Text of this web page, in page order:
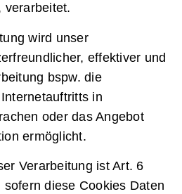
verarbeitet.
wird unser
effektiver und
bspw. die
in
oder das Angebot
ermöglicht.
Verarbeitung ist Art. 6
diese Cookies Daten